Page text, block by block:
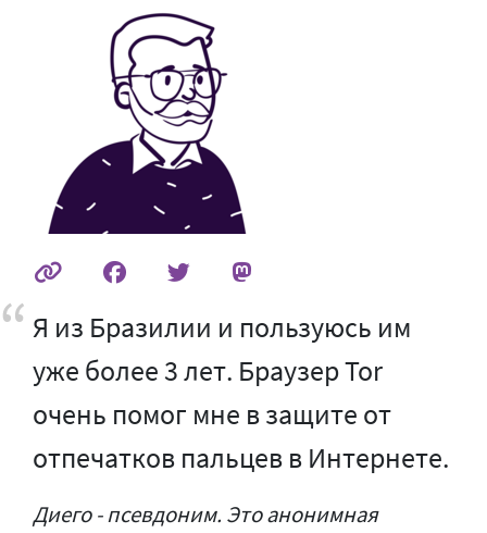
Я из Бразилии и пользуюсь им
уже более 3 лет. Браузер Tor
очень помог мне в защите от
отпечатков пальцев в Интернете.
Диего - псевдоним. Это анонимная